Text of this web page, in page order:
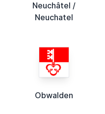
Neuchâtel /
Neuchatel
Obwalden